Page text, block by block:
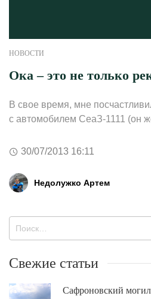
НОВОСТИ
Ока – это не только
В свое время, мне
с автомобилем СеаЗ-1111 (он
30/07/2013 16:11
Недолужко Артем
Свежие статьи
Сафроновский